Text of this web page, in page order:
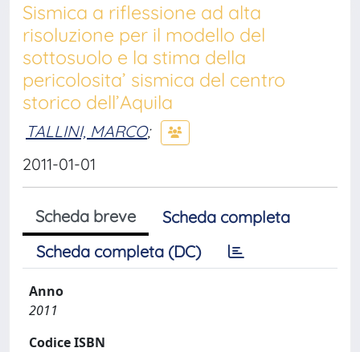
Sismica a riflessione ad alta
risoluzione per il modello del
sottosuolo e la stima della
pericolosita’ sismica del centro
storico dell’Aquila
TALLINI, MARCO;
2011-01-01
Scheda breve
Scheda completa
Scheda completa (DC)
Anno
2011
Codice ISBN